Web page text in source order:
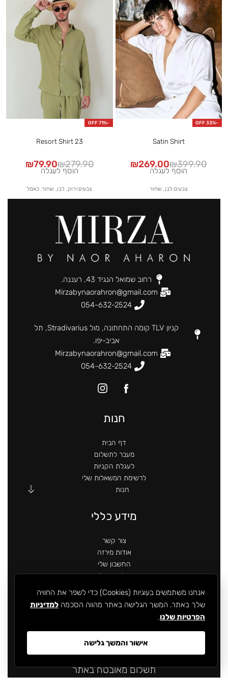
-33% OFF
Satin Shirt
₪399.90
₪269.00
הוסף לעגלה
צבעים:לבן, שחור
-71% OFF
Resort Shirt 23
₪279.90
₪79.90
הוסף לעגלה
צבעים:ירוק, לבן, שחור, כאמל
רחוב שמואל הנגיד 43, רעננה.
Mirzabynaorahron@gmail.com
054-632-2524
קניון TLV קומה התחתונה, מול Stradivarius, תל
אביב-יפו.
Mirzabynaorahron@gmail.com
054-632-2524
חנות
דף הבית
מעבר לתשלום
לעגלת הקניות
לרשימת המשאלות שלי
חנות
מידע כללי
צור קשר
אודות מירזה
החשבון שלי
מידע לגבי משלוחים
מדיניות פרטיות
תקנון האתר
תשלום מאובטח באתר
אנחנו משתמשים בעוגיות (Cookies) כדי לשפר את החוויה
שלך באתר. המשך הגלישה באתר מהווה הסכמה למדיניות
הפרטיות שלנו.
אישור והמשך גלישה